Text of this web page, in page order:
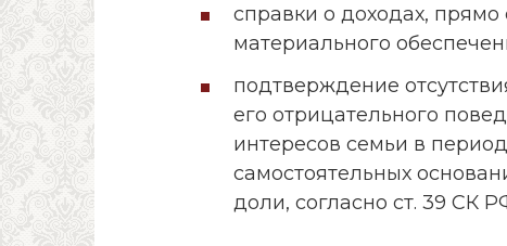
справки о доходах,
материального
подтверждение
его отрицательного
интересов семьи в
самостоятельных
доли, согласно ст. 39 СК